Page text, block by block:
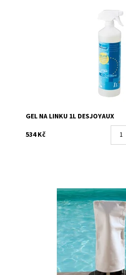
usazených na stěnách bazénu
voda/vzduch. Je velice účinný pro
Desjoyaux
GEL NA LINKU 1L DESJOYAUX
534 Kč
Filtrační vak pro udržení čistoty
Vhodný pro všechny filtrační
Filtrační sáček 15 mikronů má...
Dostupnost:
Skladem
19694
Desjoyaux